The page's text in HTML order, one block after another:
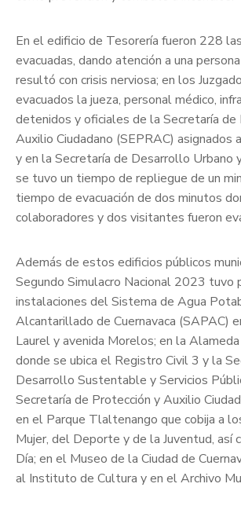
En el edificio de Tesorería fueron 228
evacuadas, dando atención a una
resultó con crisis nerviosa; en los
evacuados la jueza, personal médico,
detenidos y oficiales de la Secretaría de
Auxilio Ciudadano (SEPRAC) asignados
y en la Secretaría de Desarrollo Urbano
se tuvo un tiempo de repliegue de un
tiempo de evacuación de dos minutos
colaboradores y dos visitantes fueron
Además de estos edificios públicos
Segundo Simulacro Nacional 2023 tuvo
instalaciones del Sistema de Agua
Alcantarillado de Cuernavaca (SAPAC)
Laurel y avenida Morelos; en la
donde se ubica el Registro Civil 3 y la
Desarrollo Sustentable y Servicios
Secretaría de Protección y Auxilio
en el Parque Tlaltenango que cobija a
Mujer, del Deporte y de la Juventud, así
Día; en el Museo de la Ciudad de
al Instituto de Cultura y en el Archivo